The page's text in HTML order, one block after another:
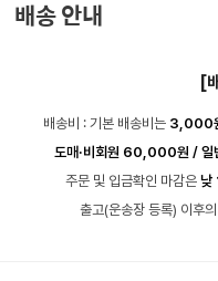
배송 안내
[
배송비 : 기본 배송비는 3,000
도매·비회원 60,000원 /
주문 및 입금확인 마감은 낮
출고(운송장 등록) 이후